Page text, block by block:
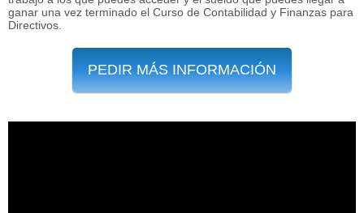
ganar una vez terminado el Curso de Contabilidad y Finanzas para
Directivos.
PEDIR MÁS INFORMACIÓN